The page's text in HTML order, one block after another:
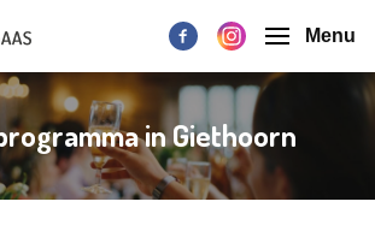
Menu
in Giethoorn